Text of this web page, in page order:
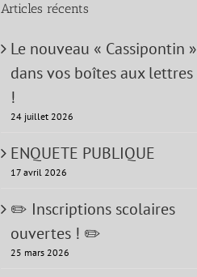
Articles récents
Le nouveau « Cassipontin »
dans vos boîtes aux lettres
!
24 juillet 2026
ENQUETE PUBLIQUE
17 avril 2026
✏️ Inscriptions scolaires
ouvertes ! ✏️
25 mars 2026